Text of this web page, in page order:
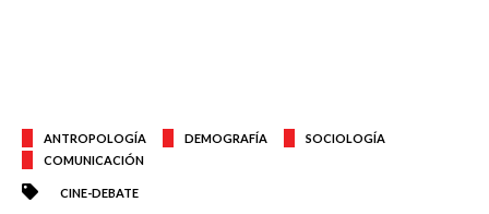
ANTROPOLOGÍA DEMOGRAFÍA
SOCIOLOGÍA
COMUNICACIÓN
CINE-DEBATE